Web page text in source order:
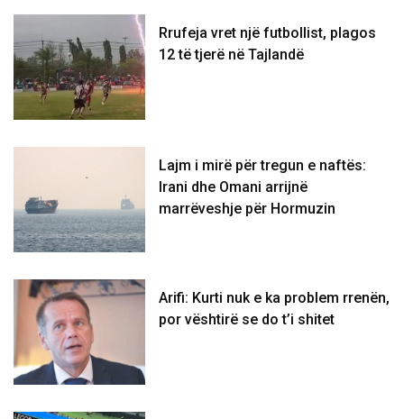
Rrufeja vret një futbollist, plagos
12 të tjerë në Tajlandë
Lajm i mirë për tregun e naftës:
Irani dhe Omani arrijnë
marrëveshje për Hormuzin
Arifi: Kurti nuk e ka problem rrenën,
por vështirë se do t’i shitet